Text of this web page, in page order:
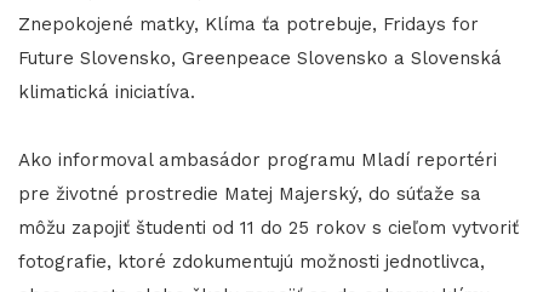
Znepokojené matky, Klíma ťa potrebuje, Fridays for
Future Slovensko, Greenpeace Slovensko a Slovenská
klimatická iniciatíva.
Ako informoval ambasádor programu Mladí reportéri
pre životné prostredie Matej Majerský, do súťaže sa
môžu zapojiť študenti od 11 do 25 rokov s cieľom vytvoriť
fotografie, ktoré zdokumentujú možnosti jednotlivca,